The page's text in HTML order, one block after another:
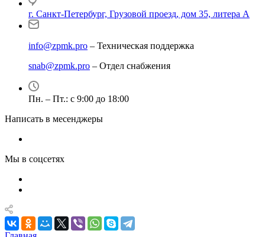
г. Санкт-Петербург, Грузовой проезд, дом 35, литера А
info@zpmk.pro – Техническая поддержка
snab@zpmk.pro – Отдел снабжения
Пн. – Пт.: с 9:00 до 18:00
Написать в месенджеры
Мы в соцсетях